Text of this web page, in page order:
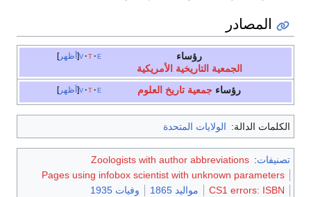
المصادر
أظهر v t e
رؤساء
الجمعية التاريخية الأمريكية
أظهر v t e رؤساء جمعية تاريخ العلوم
الكلمات الدالة: الولايات المتحدة
تصنيفات:
Zoologists with author abbreviations
Pages using infobox scientist with unknown parameters
CS1 errors: ISBN
مواليد 1865
وفيات 1935